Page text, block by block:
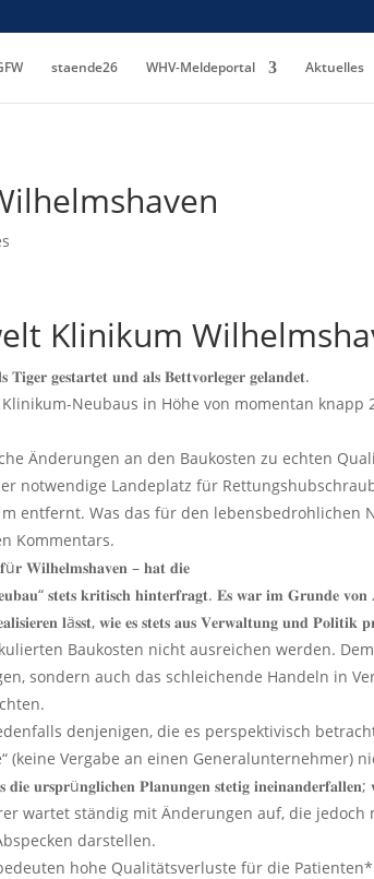
staende26 WHV-Meldeportal Aktuelles
Klinikum
𝐠𝐞𝐬𝐭𝐚𝐫𝐭𝐞𝐭 𝐮𝐧𝐝 𝐚𝐥𝐬 𝐁𝐞𝐭𝐭𝐯𝐨𝐫𝐥𝐞𝐠𝐞𝐫 𝐠𝐞𝐥𝐚𝐧𝐝𝐞𝐭.
Neubaus in Höhe von momentan
Änderungen an den Baukosten zu echten
notwendige Landeplatz für
entfernt. Was das für den lebensbedrohlichen
Kommentars.
𝐖𝐢𝐥𝐡𝐞𝐥𝐦𝐬𝐡𝐚𝐯𝐞𝐧 – 𝐡𝐚𝐭 𝐝𝐢𝐞
𝐬𝐭𝐞𝐭𝐬 𝐤𝐫𝐢𝐭𝐢𝐬𝐜𝐡 𝐡𝐢𝐧𝐭𝐞𝐫𝐟𝐫𝐚𝐠𝐭. 𝐄𝐬 𝐰𝐚𝐫 𝐢𝐦 𝐆𝐫𝐮𝐧𝐝𝐞
𝐥ä𝐬𝐬𝐭, 𝐰𝐢𝐞 𝐞𝐬 𝐬𝐭𝐞𝐭𝐬 𝐚𝐮𝐬 𝐕𝐞𝐫𝐰𝐚𝐥𝐭𝐮𝐧𝐠 𝐮𝐧𝐝 𝐏𝐨𝐥𝐢𝐭𝐢𝐤
Baukosten nicht ausreichen werden.
sondern auch das schleichende Handeln in
denjenigen, die es perspektivisch
(keine Vergabe an einen Generalunternehmer)
𝐮𝐫𝐬𝐩𝐫ü𝐧𝐠𝐥𝐢𝐜𝐡𝐞𝐧 𝐏𝐥𝐚𝐧𝐮𝐧𝐠𝐞𝐧 𝐬𝐭𝐞𝐭𝐢𝐠
wartet ständig mit Änderungen auf, die
darstellen.
hohe Qualitätsverluste für die